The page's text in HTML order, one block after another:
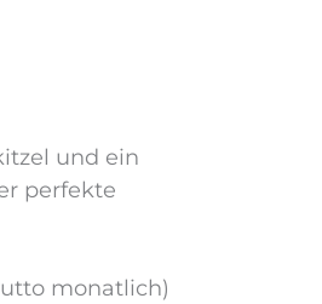
und ein
perfekte
monatlich)